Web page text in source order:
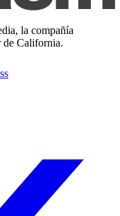
la compañía
de California.